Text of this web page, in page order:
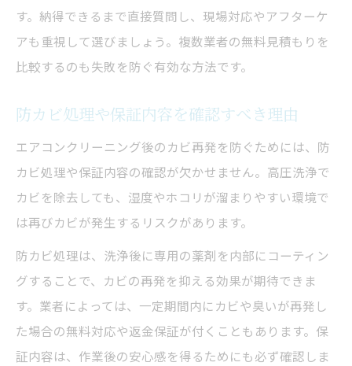
す。納得できるまで直接質問し、現場対応やアフターケ
アも重視して選びましょう。複数業者の無料見積もりを
比較するのも失敗を防ぐ有効な方法です。
防カビ処理や保証内容を確認すべき理由
エアコンクリーニング後のカビ再発を防ぐためには、防
カビ処理や保証内容の確認が欠かせません。高圧洗浄で
カビを除去しても、湿度やホコリが溜まりやすい環境で
は再びカビが発生するリスクがあります。
防カビ処理は、洗浄後に専用の薬剤を内部にコーティン
グすることで、カビの再発を抑える効果が期待できま
す。業者によっては、一定期間内にカビや臭いが再発し
た場合の無料対応や返金保証が付くこともあります。保
証内容は、作業後の安心感を得るためにも必ず確認しま